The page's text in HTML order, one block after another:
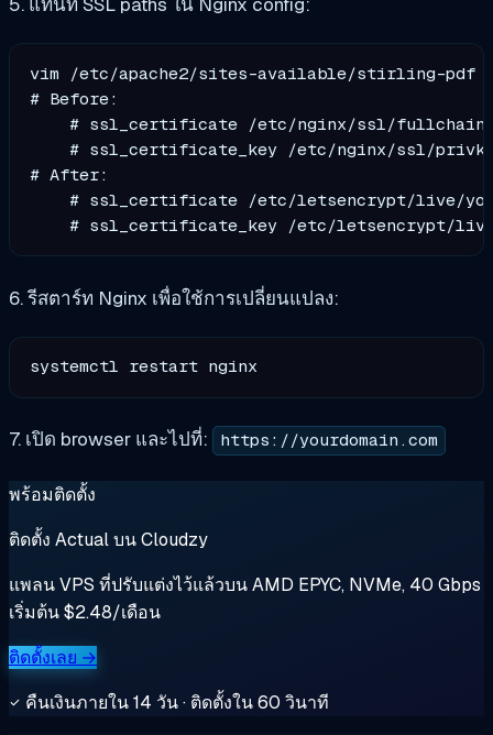
vim /etc/apache2/sites-available/stirling-pdf
# Before:
# ssl_certificate /etc/nginx/ssl/
# ssl_certificate_key /etc/nginx/ssl/
# After:
# ssl_certificate /etc/letsencrypt/live/
6. รีสตาร์ท Nginx เพื่อใช้การเปลี่ยนแปลง:
7. เปิด browser และไปที่: https://yourdomain.com
พร้อมติดตั้ง
ติดตั้ง Actual บน Cloudzy
แพลน VPS ที่ปรับแต่งไว้แล้วบน AMD EPYC, NVMe, 40 Gbps
เริ่มต้น $2.48/เดือน
ติดตั้งเลย →
คืนเงินภายใน 14 วัน · ติดตั้งใน 60 วินาที